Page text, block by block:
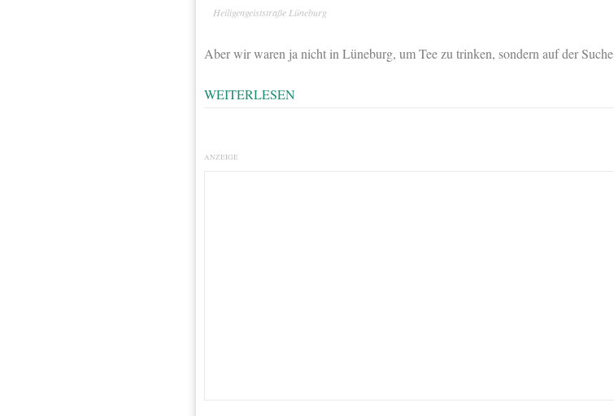
Heiligengeiststraße Lüneburg
Aber wir waren ja nicht in Lüneburg, um Tee zu trinken, sondern auf der Suche
WEITERLESEN
ANZEIGE